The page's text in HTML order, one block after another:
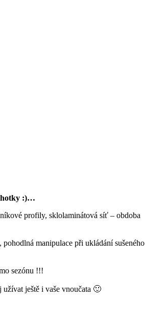
:)…
profily, sklolaminátová síť – obdoba
manipulace při ukládání sušeného
sezónu !!!
užívat ještě i vaše vnoučata 🙂